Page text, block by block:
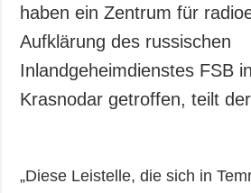
haben ein Zentrum für
Aufklärung des russischen
Inlandgeheimdienstes FSB
Krasnodar getroffen, teilt
„Diese Leistelle, die sich in